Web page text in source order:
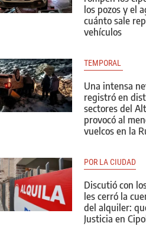
los pozos y el
cuánto sale
vehículos
TEMPORAL
Una intensa
registró en
sectores del
provocó al
vuelcos en la
POR LA CIUDAD
Discutió con
les cerró la
del alquiler:
Justicia en